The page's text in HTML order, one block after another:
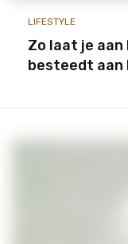
LIFESTYLE
Zo laat je
besteedt aan